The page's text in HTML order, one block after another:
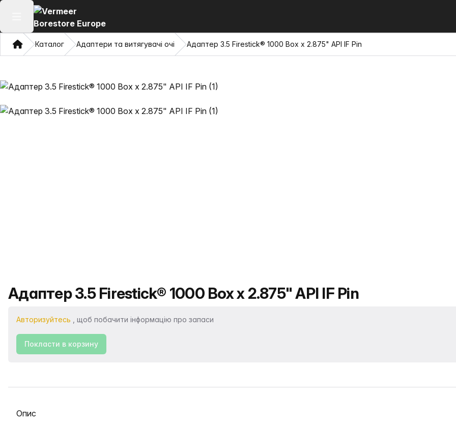
Відкрити головне меню
ДімКаталог Адаптери та витягувачі очі Адаптер 3.5 Firestick® 1000 Box x 2.875" API IF Pin
Назва продукту
Адаптер 3.5 Firestick® 1000 Box x 2.875" API IF Pin
Авторизуйтесь , щоб побачити інформацію про запаси
Покласти в корзину
Виберіть вкладку